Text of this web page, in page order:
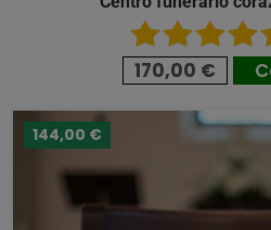
170,00 €
144,00 €